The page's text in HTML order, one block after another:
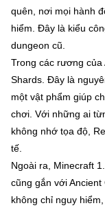
quên, nơi mọi hành
hiểm. Đây là kiểu
dungeon cũ.
Trong các rương
Shards. Đây là
một vật phẩm giúp
chơi. Với những ai
không nhớ tọa độ,
tế.
Ngoài ra, Minecraft
cũng gắn với
không chỉ nguy